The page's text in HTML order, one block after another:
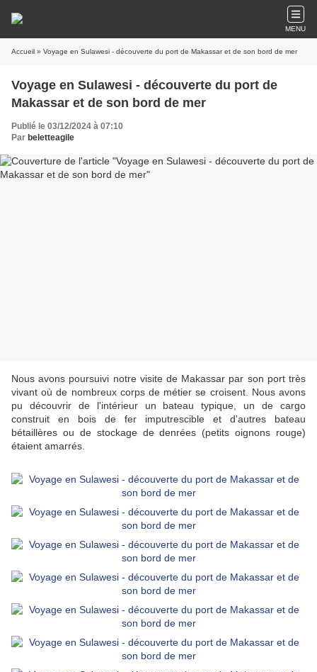
MENU
Accueil » Voyage en Sulawesi - découverte du port de Makassar et de son bord de mer
Voyage en Sulawesi - découverte du port de
Makassar et de son bord de mer
Publié le 03/12/2024 à 07:10
Par beletteagile
Nous avons poursuivi notre visite de Makassar par son port très
vivant où de nombreux corps de métier se croisent. Nous avons
pu découvrir de l'intérieur un bateau typique, un de cargo
construit en bois de fer imputrescible et d'autres bateau
bétaillères ou de stockage de denrées (petits oignons rouge)
étaient amarrés.